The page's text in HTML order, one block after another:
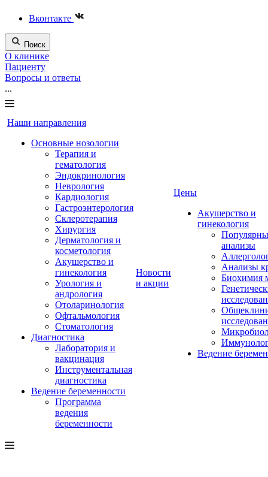
Вконтакте
Поиск
О клинике
Пациенту
Вопросы и ответы
...
Наши направления
Основные нозологии
Терапия и
гематология
Эндокринология
Неврология
Кардиология
Гастроэнтерология
Склеротерапия
Хирургия
Дерматология и
косметология
Акушерство и
гинекология
Урология и
андрология
Отоларинология
Офтальмология
Стоматология
Диагностика
Лаборатория и
вакцинация
Инструментальная
диагностика
Ведение беременности
Программа
ведения
беременности
Новости
и акции
Цены
Акушерство и
гинекология
анализы
Анализы
Биохимия
Ведение